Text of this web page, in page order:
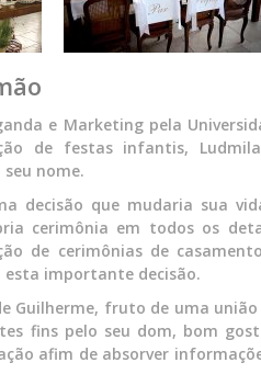
e Marketing pela
de festas infantis,
nome.
decisão que mudaria sua
cerimônia em todos os
de cerimônias de
esta importante decisão.
Guilherme, fruto de uma
fins pelo seu dom, bom
afim de absorver